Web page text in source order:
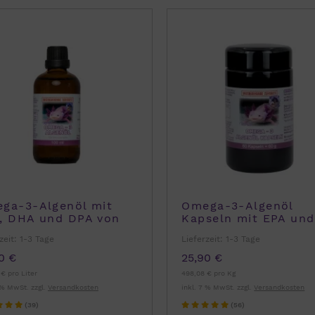
3-Algenöl mit
DHA und DPA von
1-3 Tage
€
pro Liter
MwSt. zzgl.
Versandkosten
(39)
Omega-3-Algenöl
Kapseln mit EPA und
Lieferzeit: 1-3 Tage
25,90 €
498,08 € pro Kg
inkl. 7 % MwSt. zzgl.
Versandkosten
(56)